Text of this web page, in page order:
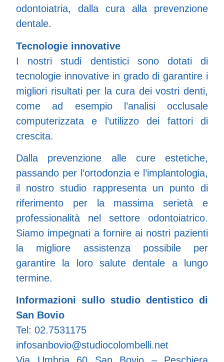
odontoiatria, dalla cura alla prevenzione
dentale.
Tecnologie innovative
I nostri studi dentistici sono dotati di
tecnologie innovative in grado di garantire i
migliori risultati per la cura dei vostri denti,
come ad esempio l’analisi occlusale
computerizzata e l’utilizzo dei fattori di
crescita.
Dalla prevenzione alle cure estetiche,
passando per l’ortodonzia e l’implantologia,
il nostro studio rappresenta un punto di
riferimento per la massima serietà e
professionalità nel settore odontoiatrico.
Siamo impegnati a fornire ai nostri pazienti
la migliore assistenza possibile per
garantire la loro salute dentale a lungo
termine.
Informazioni sullo studio dentistico di
San Bovio
Tel: 02.7531175
infosanbovio@studiocolombelli.net